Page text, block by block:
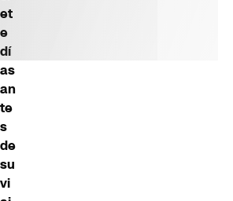
et
e
dí
as
an
te
s
de
su
vi